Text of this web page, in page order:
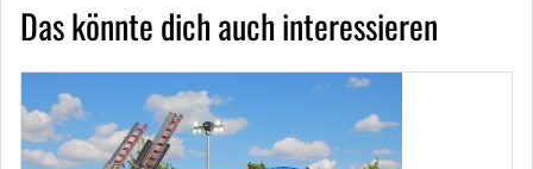
Das könnte dich auch interessieren